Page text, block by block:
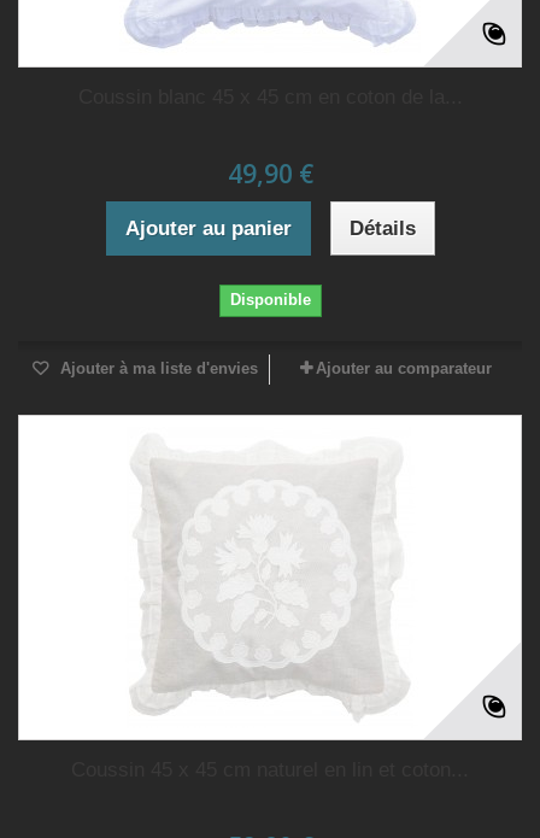
49,90 €
Ajouter au panier Détails
Disponible
Ajouter à ma liste d'envies Ajouter au comparateur